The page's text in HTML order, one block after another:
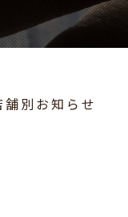
舗別お知らせ